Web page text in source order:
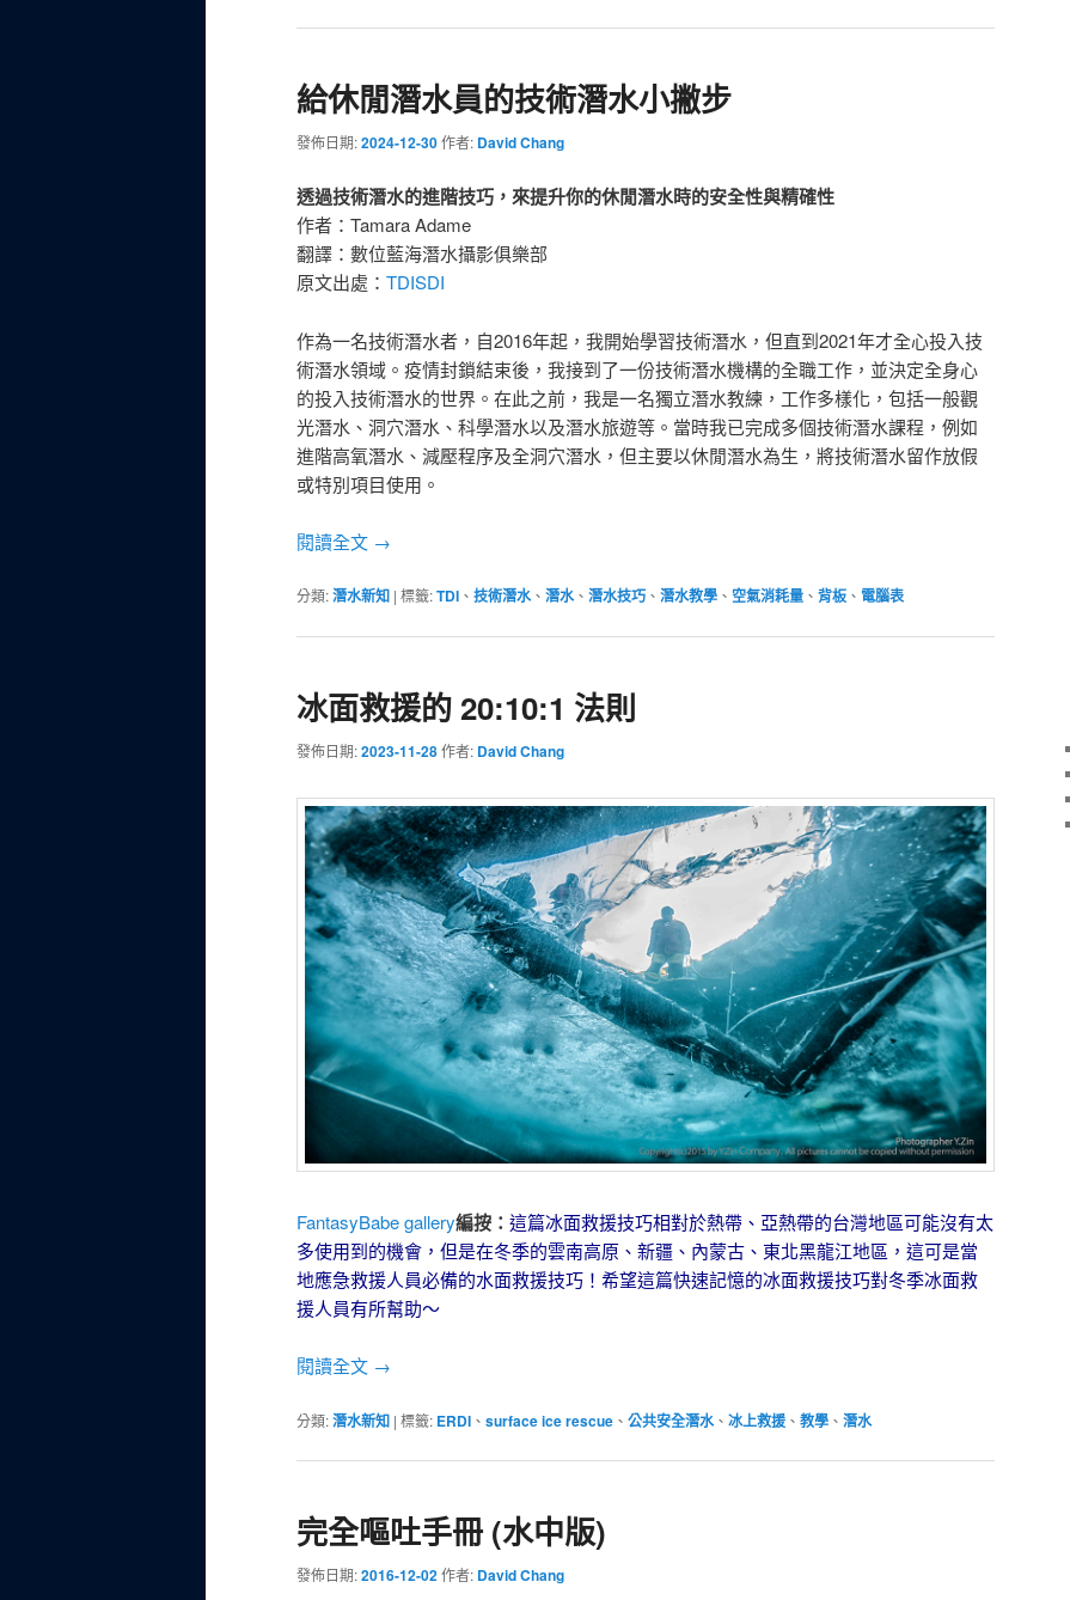
給休閒潛水員的技術潛水小撇步
發佈日期:2024-12-30作者: David Chang
透過技術潛水的進階技巧，來提升你的休閒潛水時的安全性與精確性
作者：Tamara Adame
翻譯：數位藍海潛水攝影俱樂部
原文出處： TDISDI
作為一名技術潛水者，自2016年起，我開始學習技術潛水，但直到2021年才全心投入技
術潛水領域。疫情封鎖結束後，我接到了一份技術潛水機構的全職工作，並決定全身心
的投入技術潛水的世界。在此之前，我是一名獨立潛水教練，工作多樣化，包括一般觀
光潛水、洞穴潛水、科學潛水以及潛水旅遊等。當時我已完成多個技術潛水課程，例如
進階高氧潛水、減壓程序及全洞穴潛水，但主要以休閒潛水為生，將技術潛水留作放假
或特別項目使用。
閱讀全文 →
分類:潛水新知 | 標籤:TDI 、 技術潛水、 潛水、 潛水技巧 、 潛水教學 、 空氣消耗量 、 背板 、 電腦表
冰面救援的 20:10:1 法則
發佈日期:2023-11-28作者: David Chang
FantasyBabe gallery編按： 這篇冰面救援技巧相對於熱帶、亞熱帶的台灣地區可能沒有太
多使用到的機會，但是在冬季的雲南高原、新疆、內蒙古、東北黑龍江地區，這可是當
地應急救援人員必備的水面救援技巧！希望這篇快速記憶的冰面救援技巧對冬季冰面救
援人員有所幫助～
閱讀全文 →
分類:潛水新知 | 標籤: ERDI 、 surface ice rescue 、 公共安全潛水、 冰上救援 、 教學 、 潛水
完全嘔吐手冊 (水中版)
發佈日期:2016-12-02作者: David Chang